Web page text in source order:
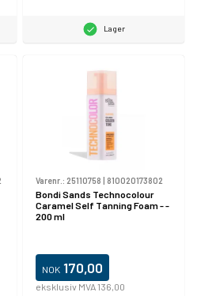
Lager
Varenr.: 25110758 810020173802
Bondi Sands Technocolour
Caramel Self Tanning Foam - -
200 ml
NOK 170,00
eksklusiv MVA 136,00